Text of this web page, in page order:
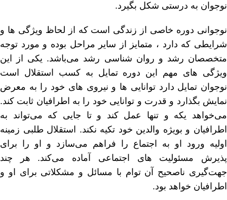
نوجوان به درستی شکل بگیرد.
نوجوانی دوره خاصی از زندگی است که از لحاظ وی‍‍ژگی ها و
شرایطی که دارد ، متمایز از سایر مراحل بوده و مورد توجه
متخصصان رشد و روان شناسی رشد می‌باشد. یکی از این
ویژگی های مهم این دوره تمایل به کسب استقلال است
نوجوان تمایل دارد توانایی ها و نیروی های خود را به معرض
نمایش بگذارد و قدرت و توانایی خود را به اطرافیان ثابت کند.
می‌خواهد یکه و تنها عمل کند و تا جایی که می‌تواند به
اطرافیان و بوی‍ژه والدین خود تکیه نکند. استقلال طلبی زمینه
اولیه ورود او به اجتماع را فراهم می‌سازد و او را برای
پذیرش مسئولیت های اجتماعی آماده می‌کند. هر چند
جهت‌گیری ناصحیح آن توام با مسائل و مشکلاتی برای او و
اطرافیان خواهد بود.